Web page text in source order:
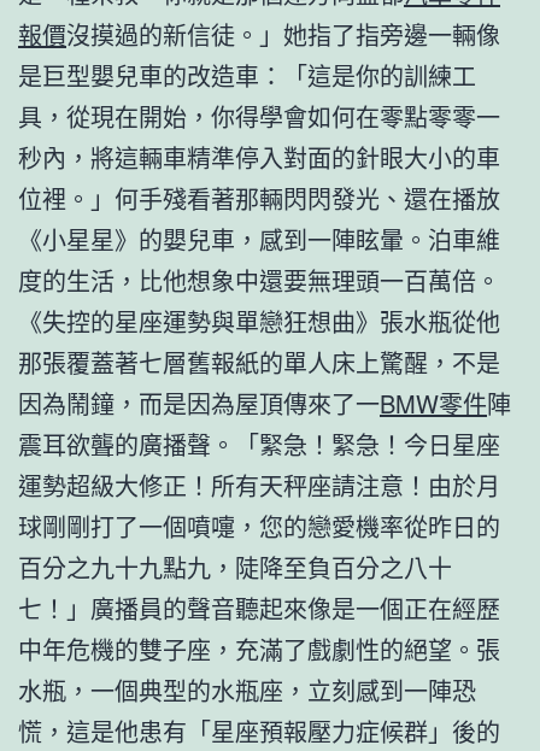
報價沒摸過的新信徒。」她指了指旁邊一輛像
是巨型嬰兒車的改造車：「這是你的訓練工
具，從現在開始，你得學會如何在零點零零一
秒內，將這輛車精準停入對面的針眼大小的車
位裡。」何手殘看著那輛閃閃發光、還在播放
《小星星》的嬰兒車，感到一陣眩暈。泊車維
度的生活，比他想象中還要無理頭一百萬倍。
《失控的星座運勢與單戀狂想曲》張水瓶從他
那張覆蓋著七層舊報紙的單人床上驚醒，不是
因為鬧鐘，而是因為屋頂傳來了一BMW零件陣
震耳欲聾的廣播聲。「緊急！緊急！今日星座
運勢超級大修正！所有天秤座請注意！由於月
球剛剛打了一個噴嚏，您的戀愛機率從昨日的
百分之九十九點九，陡降至負百分之八十
七！」廣播員的聲音聽起來像是一個正在經歷
中年危機的雙子座，充滿了戲劇性的絕望。張
水瓶，一個典型的水瓶座，立刻感到一陣恐
慌，這是他患有「星座預報壓力症候群」後的